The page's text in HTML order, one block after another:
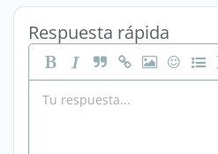
Respuesta rápida